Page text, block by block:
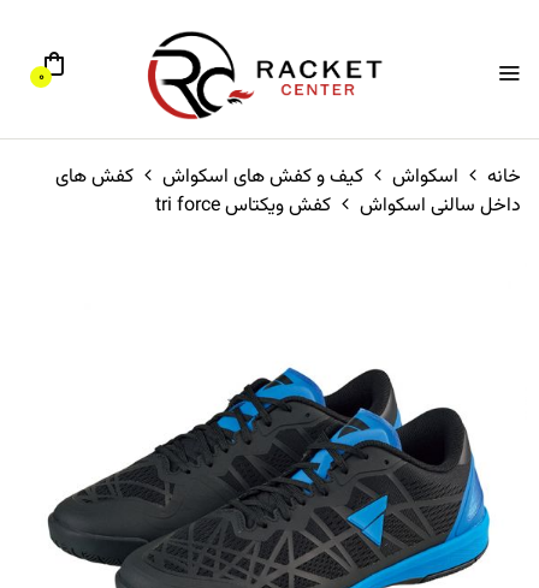
0
خانه اسکواش کیف و کفش های اسکواش
کفش های
داخل سالنی اسکواش
کفش ویکتاس tri force